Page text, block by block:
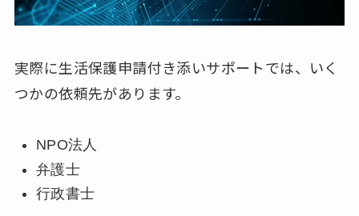
実際に生活保護申請付き添いサポートでは、いく
つかの依頼先があります。
NPO法人
弁護士
行政書士